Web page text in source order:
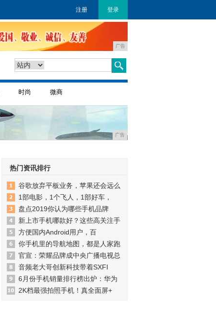
注册 登录
广告
时尚 微商
广告
热门资讯排行
谷歌放弃平板业务，苹果还会远么
1部电影，1个飞人，1部好车，
盘点2019你认为哪些手机品牌
新上市手机哪款好？这些高关注手
方便国内Android用户，百
你手机里的导航地图，都是人家跑
官宣：荣耀品牌成中央广播电视总
音频老大哥创新科技带着SXFI
6月份手机销量排行榜出炉：华为
2K档最强拍照手机！真全面屏+